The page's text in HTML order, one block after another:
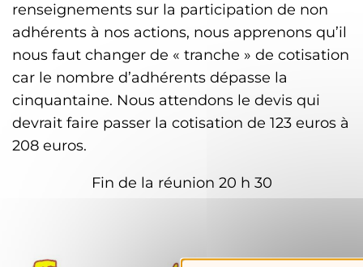
renseignements sur la participation de non
adhérents à nos actions, nous apprenons qu’il
nous faut changer de « tranche » de cotisation
car le nombre d’adhérents dépasse la
cinquantaine. Nous attendons le devis qui
devrait faire passer la cotisation de 123 euros à
208 euros.
Fin de la réunion 20 h 30